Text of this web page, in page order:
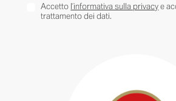
Accetto l’informativa sulla privacye
trattamento dei dati.